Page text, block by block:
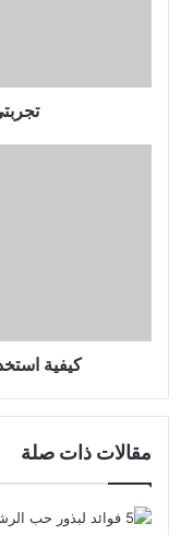
كيفية
مقالات ذات صلة